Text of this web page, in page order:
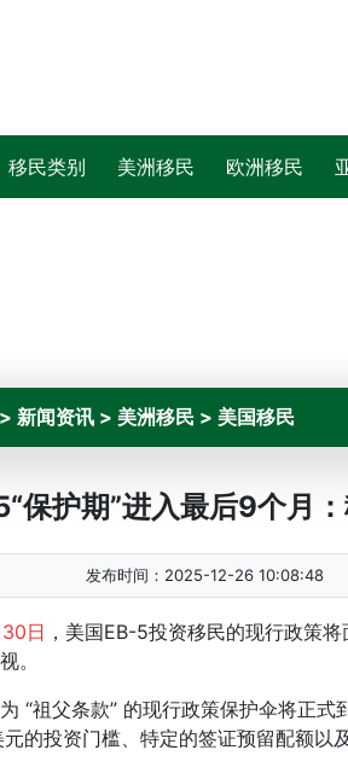
移民类别 美洲移民 欧洲移民
> 新闻资讯 > 美洲移民 > 美国移民
保护期”进入最后9个月
发布时间：2025-12-26 10:08:48
日 ，美国EB-5投资移民的现行政策
。
祖父条款” 的现行政策保护伞将正式
的投资门槛、特定的签证预留配额以